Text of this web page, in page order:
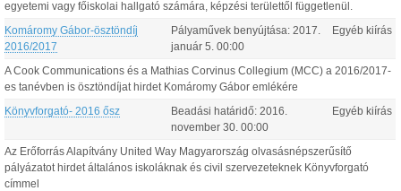
egyetemi vagy főiskolai hallgató számára, képzési területtől függetlenül.
Komáromy Gábor-ösztöndíj
2016/2017
Pályaművek benyújtása: 2017.
január 5 00:00
Egyéb kiírás
A Cook Communications és a Mathias Corvinus Collegium (MCC) a 2016/2017-
es tanévben is ösztöndíjat hirdet Komáromy Gábor emlékére
Könyvforgató- 2016 ősz Beadási határidő: 2016.
november 30 00:00
Egyéb kiírás
Az Erőforrás Alapítvány United Way Magyarország olvasásnépszerűsítő
pályázatot hirdet általános iskoláknak és civil szervezeteknek Könyvforgató
címmel